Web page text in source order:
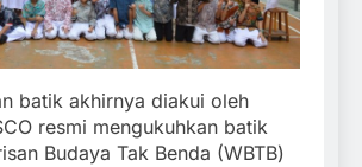
batik akhirnya diakui oleh
resmi mengukuhkan batik
Budaya Tak Benda (WBTB)